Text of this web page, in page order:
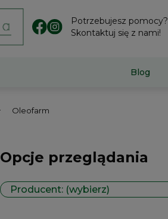
Potrzebujesz pomocy?
Skontaktuj się z nami!
Blog
Oleofarm
Opcje przeglądania
Producent: (wybierz)